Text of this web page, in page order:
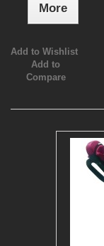
More
Add to Wishlist
Add to
Compare